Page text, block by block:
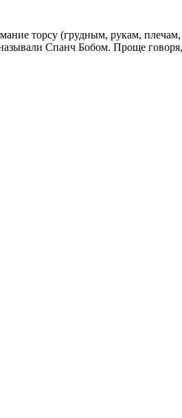
торсу (грудным, рукам,
Спанч Бобом. Проще